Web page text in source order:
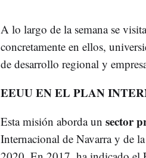
A lo largo de la semana se
concretamente en ellos,
de desarrollo regional y
EEUU EN EL PLAN
Esta misión aborda un sector
Internacional de Navarra y de